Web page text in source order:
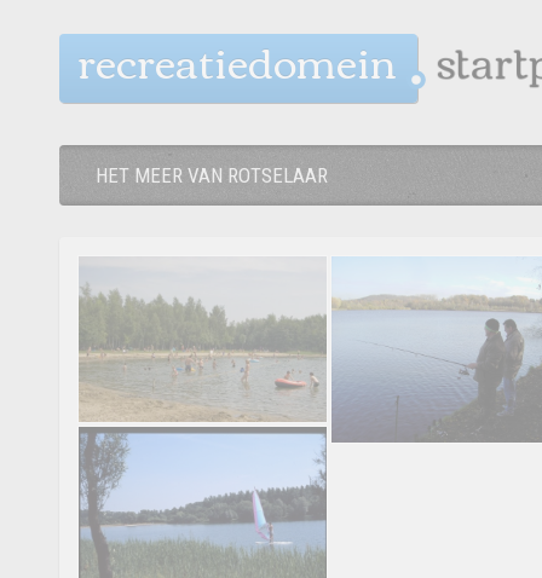
recreatiedomein
HET MEER VAN ROTSELAAR